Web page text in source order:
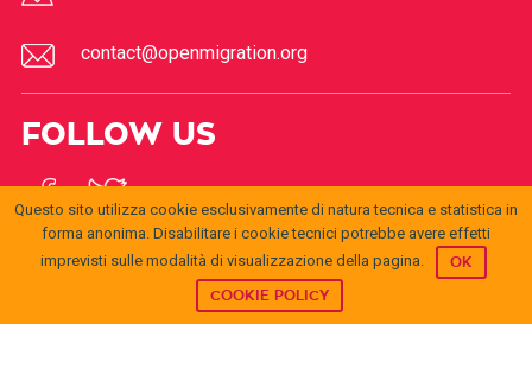
contact@openmigration.org
FOLLOW US
openmigration.orgbyCILDis licensed under aCreative
© 2017Open
Questo sito utilizza cookie esclusivamente di natura tecnica e statistica in
forma anonima. Disabilitare i cookie tecnici potrebbe avere effetti
imprevisti sulle modalità di visualizzazione della pagina.
OK
COOKIE POLICY